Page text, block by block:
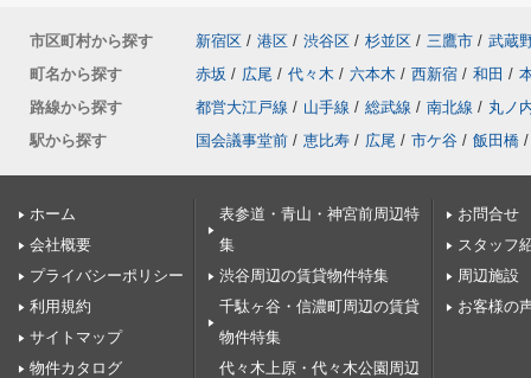
市区町村から探す 新宿区 / 港区 / 渋谷区 / 杉並区 / 三鷹市 / 武蔵
町名から探す
赤坂 / 広尾 / 代々木 / 六本木 / 西新宿 / 和田 /
路線から探す
都営大江戸線 / 山手線 / 総武線 / 南北線 / 丸ノ
駅から探す
国会議事堂前 / 恵比寿 / 広尾 / 市ケ谷 / 飯田橋 /
ホーム
会社概要
プライバシーポリシー
利用規約
サイトマップ
物件カタログ
表参道・青山・神宮前周辺特
集
渋谷周辺の賃貸物件特集
千駄ヶ谷・信濃町周辺の賃貸
物件特集
代々木上原・代々木公園周辺
お問合せ
スタッフ
周辺施設
お客様の